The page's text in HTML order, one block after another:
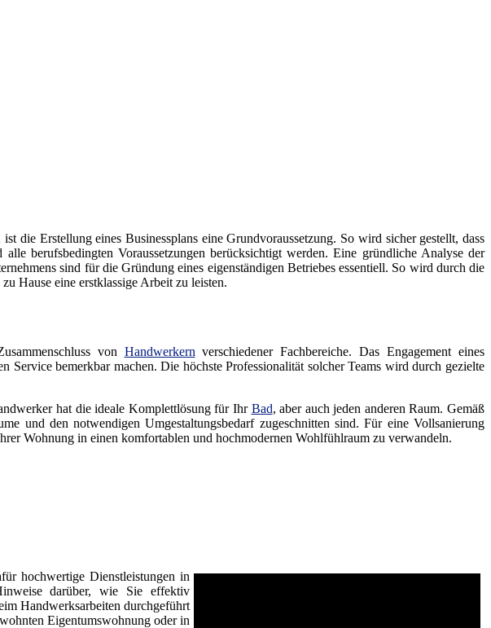
die Erstellung eines Businessplans eine Grundvoraussetzung. So wird sicher gestellt, dass
berufsbedingten Voraussetzungen berücksichtigt werden. Eine gründliche Analyse der
sind für die Gründung eines eigenständigen Betriebes essentiell. So wird durch die
Hause eine erstklassige Arbeit zu leisten.
von Handwerkern verschiedener Fachbereiche. Das Engagement eines
bemerkbar machen. Die höchste Professionalität solcher Teams wird durch gezielte
hat die ideale Komplettlösung für Ihr Bad, aber auch jeden anderen Raum. Gemäß
und den notwendigen Umgestaltungsbedarf zugeschnitten sind. Für eine Vollsanierung
Wohnung in einen komfortablen und hochmodernen Wohlfühlraum zu verwandeln.
hochwertige Dienstleistungen in
darüber, wie Sie effektiv
Handwerksarbeiten durchgeführt
Eigentumswohnung oder in